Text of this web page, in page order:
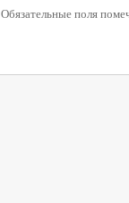
Обязательные поля